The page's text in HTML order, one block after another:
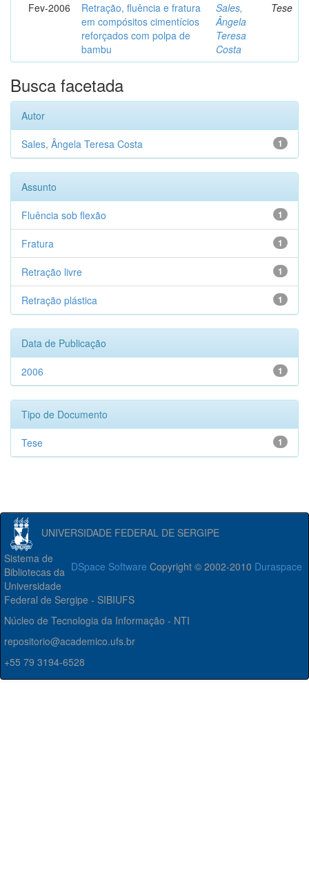
Fev-2006
Retração, fluência e fratura
em compósitos cimentícios
reforçados com polpa de
bambu
Sales,
Ângela
Teresa
Costa
Tese
Busca facetada
Autor
1
Sales, Ângela Teresa Costa
Assunto
1
Fluência sob flexão
1
Fratura
1
Retração livre
1
Retração plástica
Data de Publicação
1
2006
Tipo de Documento
1
Tese
UNIVERSIDADE FEDERAL DE SERGIPE
DSpace Software Copyright © 2002-2010 Duraspace
Sistema de
Bibliotecas da
Universidade
Federal de Sergipe - SIBIUFS
Núcleo de Tecnologia da Informação - NTI
repositorio@academico.ufs.br
+55 79 3194-6528